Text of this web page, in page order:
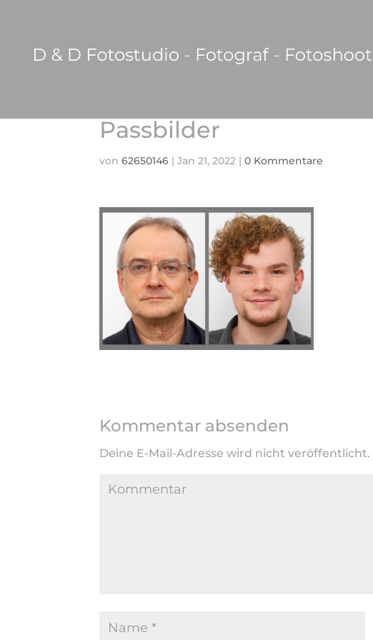
Passbilder
von 62650146 | Jan 21, 2022 | 0 Kommentare
Kommentar absenden
Deine E-Mail-Adresse wird nicht veröffentlicht.